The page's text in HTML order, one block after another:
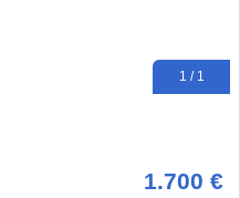
1 / 1
1.700 €